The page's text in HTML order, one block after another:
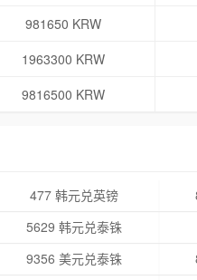
981650 KRW
1963300 KRW
9816500 KRW
477 韩元兑英镑
5629 韩元兑泰铢
9356 美元兑泰铢